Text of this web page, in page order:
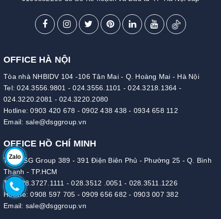
Zalo
OFFICE HÀ NỘI
Tòa nhà NHBIDV 104 -106 Tân Mai - Q. Hoàng Mai - Hà Nội
Tel:024.3556.9801 -024.3556.1101 -024.3218.1364 -
024.3220.2081 - 024.3220.2080
Hotline:0903 420 678 - 0902 438 438 - 0934 658 112
Email: sale@dsggroup.vn
OFFICE HỒ CHÍ MINH
Tòa DSG Group 389 - 391 Điện Biên Phủ - Phường 25 - Q. Bình
Thạnh - TP.HCM
Tel:
028.3727.1111 -028.3512 .0051 - 028.3511.1226
Hotline:0908 597 705 - 0909 656 682 - 0903 007 382
Email: sale@dsggroup.vn